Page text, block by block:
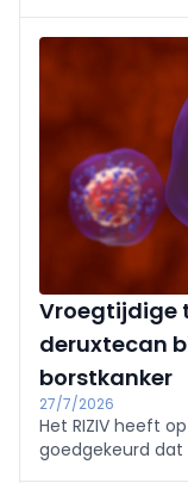
naam Zepzelca,
vergevorderd
aanmerking
het in
als
wie de ziekte
deruxtecan
borstkanker
27/7/2026
Het RIZIV heeft
goedgekeurd